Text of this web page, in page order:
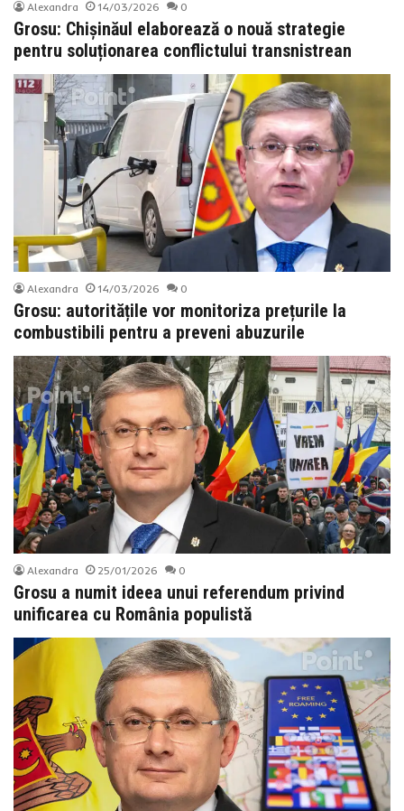
Alexandra 14/03/2026 0
Grosu: Chișinăul elaborează o nouă strategie
pentru soluționarea conflictului transnistrean
Alexandra 14/03/2026 0
Grosu: autoritățile vor monitoriza prețurile la
combustibili pentru a preveni abuzurile
Alexandra 25/01/2026 0
Grosu a numit ideea unui referendum privind
unificarea cu România populistă